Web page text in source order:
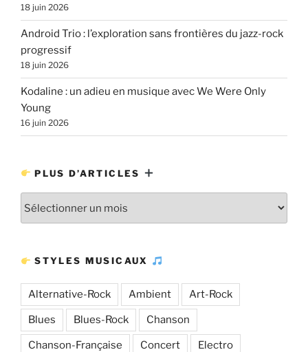
18 juin 2026
Android Trio : l’exploration sans frontières du jazz-rock
progressif
18 juin 2026
Kodaline : un adieu en musique avec We Were Only
Young
16 juin 2026
PLUS D’ARTICLES
STYLES MUSICAUX
Alternative-Rock Ambient Art-Rock
Blues Blues-Rock Chanson
Chanson-Française Concert Electro